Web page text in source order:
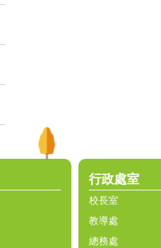
行政處室
校長室
教導處
總務處